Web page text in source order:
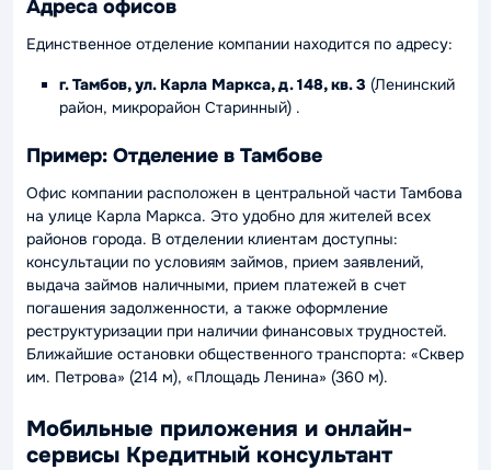
Адреса офисов
Единственное отделение компании находится по адресу:
г. Тамбов, ул. Карла Маркса, д. 148, кв. 3 (Ленинский
район, микрорайон Старинный) .
Пример: Отделение в Тамбове
Офис компании расположен в центральной части Тамбова
на улице Карла Маркса. Это удобно для жителей всех
районов города. В отделении клиентам доступны:
консультации по условиям займов, прием заявлений,
выдача займов наличными, прием платежей в счет
погашения задолженности, а также оформление
реструктуризации при наличии финансовых трудностей.
Ближайшие остановки общественного транспорта: «Сквер
им. Петрова» (214 м), «Площадь Ленина» (360 м).
Мобильные приложения и онлайн-
сервисы Кредитный консультант